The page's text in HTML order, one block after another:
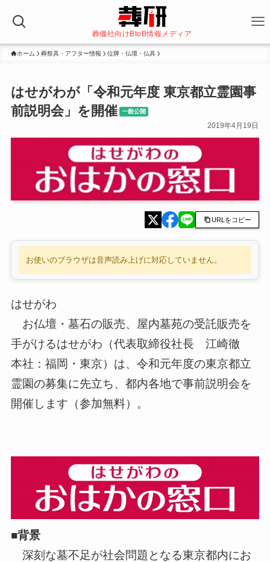
葬儀社向けBtoB情報メディア
ホーム 葬祭具・アフター情報 位牌・仏壇・仏具
はせがわが「令和元年度 東京都立霊園事
前説明会」を開催
一般公開
2019年4月19日
URLをコピー
お使いのブラウザは音声読み上げに対応していません。
はせがわ
お仏壇・墓石の販売、屋内墓苑の受託販売を
手がけるはせがわ（代表取締役社長 江崎徹
本社：福岡・東京）は、令和元年度の東京都立
霊園の募集に先立ち、都内各地で事前説明会を
開催します（参加無料）。
■背景
深刻な墓不足が社会問題となる東京都内にお